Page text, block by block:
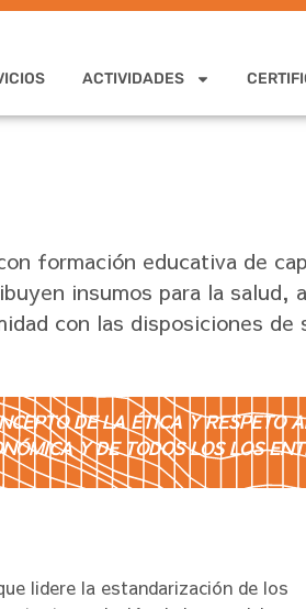
ACTIVIDADES
formación educativa de
insumos para la salud,
con las disposiciones de
DE LA ÉTICA Y RESPETO
Y DE TODOS LOS LOS
lidere la estandarización de los